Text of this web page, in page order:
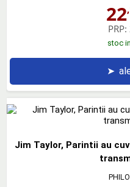
22
PRP:
stoc
➤
Jim Taylor, Parintii au